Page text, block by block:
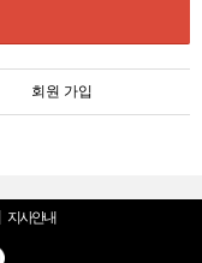
회원 가입
지사안내